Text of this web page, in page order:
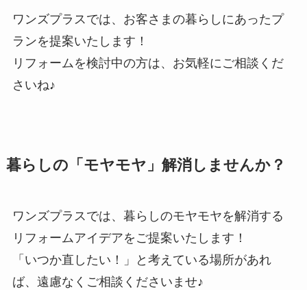
ワンズプラスでは、お客さまの暮らしにあったプ
ランを提案いたします！
リフォームを検討中の方は、お気軽にご相談くだ
さいね♪
暮らしの「モヤモヤ」解消しませんか？
ワンズプラスでは、暮らしのモヤモヤを解消する
リフォームアイデアをご提案いたします！
「いつか直したい！」と考えている場所があれ
ば、遠慮なくご相談くださいませ♪